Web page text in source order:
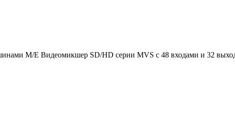
M/E Видеомикшер SD/HD серии MVS с 48 входами и 32